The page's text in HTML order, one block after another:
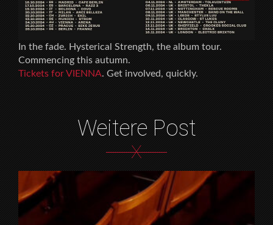
In the fade. Hysterical Strength, the album tour.
Commencing this autumn.
Tickets for VIENNA. Get involved, quickly.
Weitere Post
X